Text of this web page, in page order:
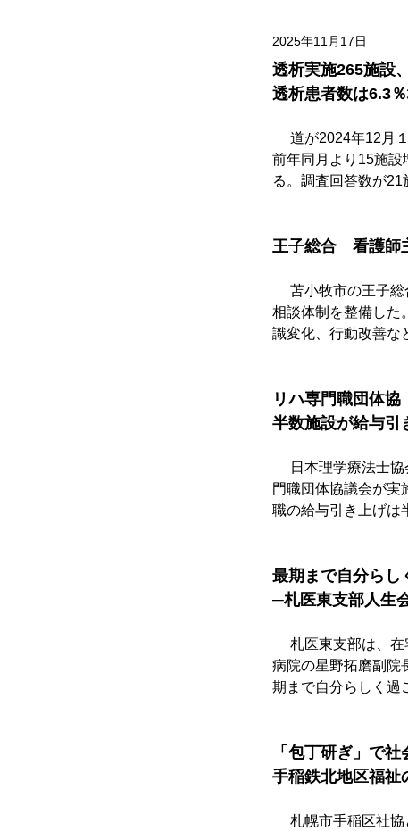
2025年11月17日
透析実施265施設
透析患者数は6.3
道が2024年12月１
前年同月より15施設
る。調査回答数が21
王子総合　看護師
苫小牧市の王子総
相談体制を整備した
識変化、行動改善な
リハ専門職団体
半数施設が給与引
日本理学療法士協
門職団体協議会が実
職の給与引き上げは
最期まで自分らし
─札医東支部人生
札医東支部は、在
病院の星野拓磨副院
期まで自分らしく過
「包丁研ぎ」で
手稲鉄北地区福祉
札幌市手稲区社協